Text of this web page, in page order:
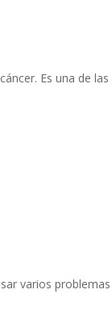
Es una de las
varios